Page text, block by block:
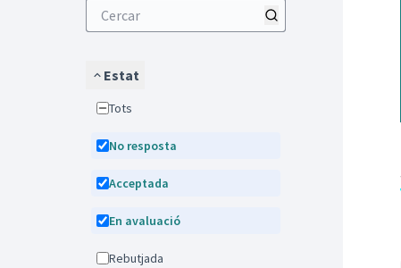
Estat
Tots
No resposta
Acceptada
En avaluació
Rebutjada